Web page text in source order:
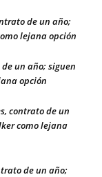
de un año;
lejana opción
un año; siguen
opción
contrato de un
como lejana
de un año;